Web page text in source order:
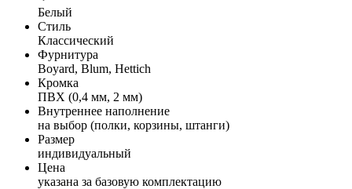
Белый
Стиль
Классический
Фурнитура
Boyard, Blum, Hettich
Кромка
ПВХ (0,4 мм, 2 мм)
Внутреннее наполнение
на выбор (полки, корзины, штанги)
Размер
индивидуальный
Цена
указана за базовую комплектацию